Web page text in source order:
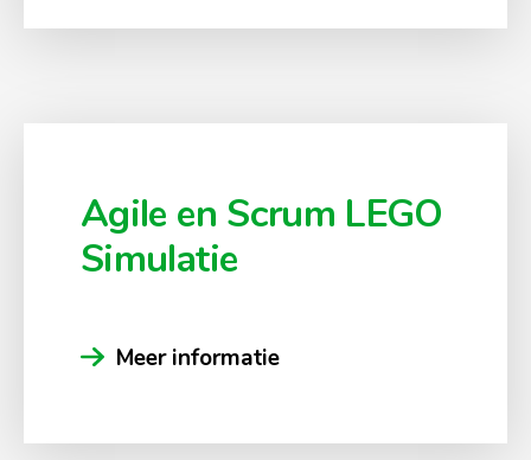
Agile en Scrum LEGO
Simulatie
Meer informatie